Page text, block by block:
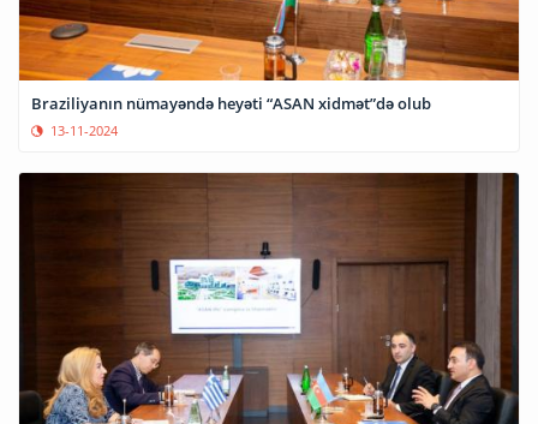
Braziliyanın nümayəndə heyəti “ASAN xidmət”də olub
13-11-2024